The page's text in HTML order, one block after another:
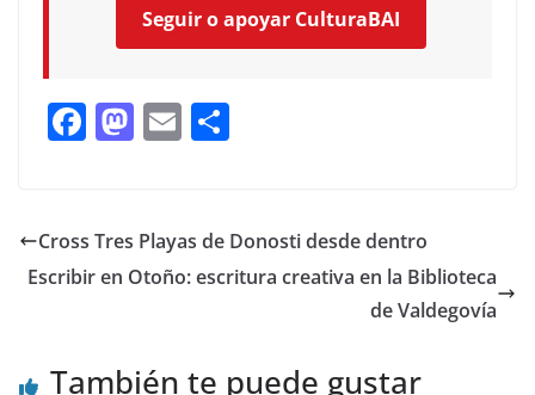
Seguir o apoyar CulturaBAI
F
b
o
M
d
o
E
l p
ar
Cross Tres Playas de Donosti desde dentro
Escribir en Otoño: escritura creativa en la Biblioteca
de Valdegovía
También te puede gustar